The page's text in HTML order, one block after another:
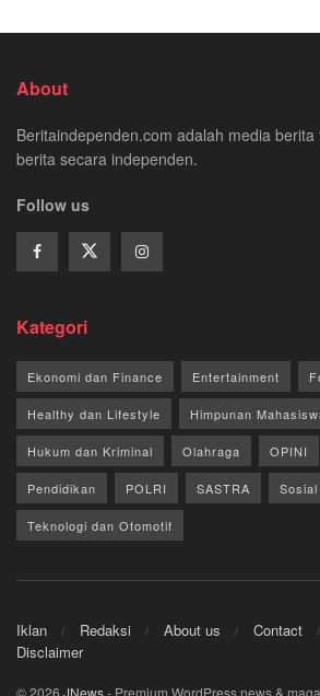
About
Beritaindependen.com adalah media
berita secara independen.
Follow us
Kategori
Ekonomi dan Finance Entertainment
Healthy dan Lifestyle Himpunan
Hukum dan Kriminal Olahraga OPINI
Pendidikan POLRI SASTRA
Teknologi dan Otomotif
Iklan Redaksi About us Contact
Disclaimer